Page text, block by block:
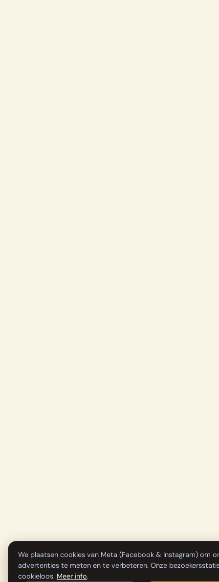
We plaatsen cookies van Meta (Facebook & Instagram) om
advertenties te meten en te verbeteren. Onze
cookieloos. Meer info.